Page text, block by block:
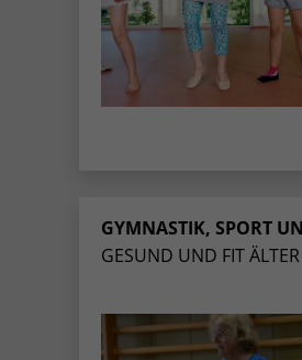
GYMNASTIK, SPORT
GESUND UND FIT